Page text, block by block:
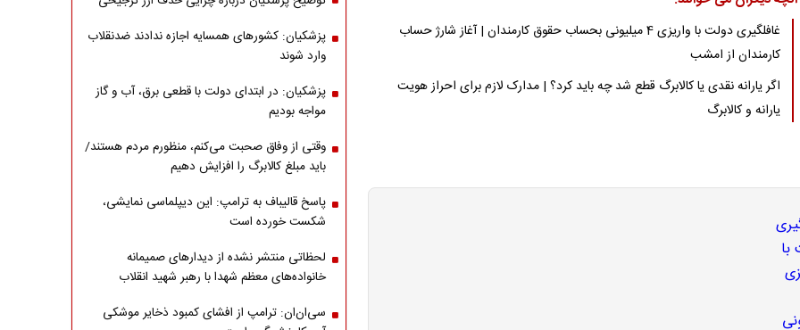
غافلگیری دولت با واریزی 4 میلیونی بحساب حقوق کارمندان | آغاز شارژ حساب
کارمندان از امشب
اگر یارانه نقدی یا کالابرگ قطع شد چه باید کرد؟ | مدارک لازم برای احراز هویت
یارانه و کالابرگ
پزشکیان: کشورهای همسایه اجازه ندادند ضدنقلاب
وارد شوند
پزشکیان: در ابتدای دولت با قطعی برق، آب و گاز
مواجه بودیم
وقتی از وفاق صحبت می‌کنم، منظورم مردم هستند/
باید مبلغ کالابرگ را افزایش دهیم
پاسخ قالیباف به ترامپ: این دیپلماسی نمایشی،
شکست خورده است
لحظاتی منتشر نشده از دیدارهای صمیمانه
خانواده‌های معظم شهدا با رهبر شهید انقلاب
سی‌ان‌ان: ترامپ از افشای کمبود ذخایر موشکی